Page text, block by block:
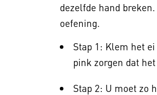
dezelfde hand
oefening.
Stap 1: Klem het
pink zorgen dat
Stap 2: U moet zo